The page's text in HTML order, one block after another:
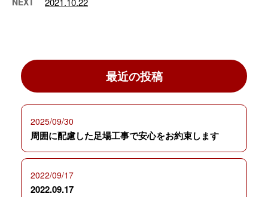
最近の投稿
2025/09/30
周囲に配慮した足場工事で安心をお約束します
2022/09/17
2022.09.17